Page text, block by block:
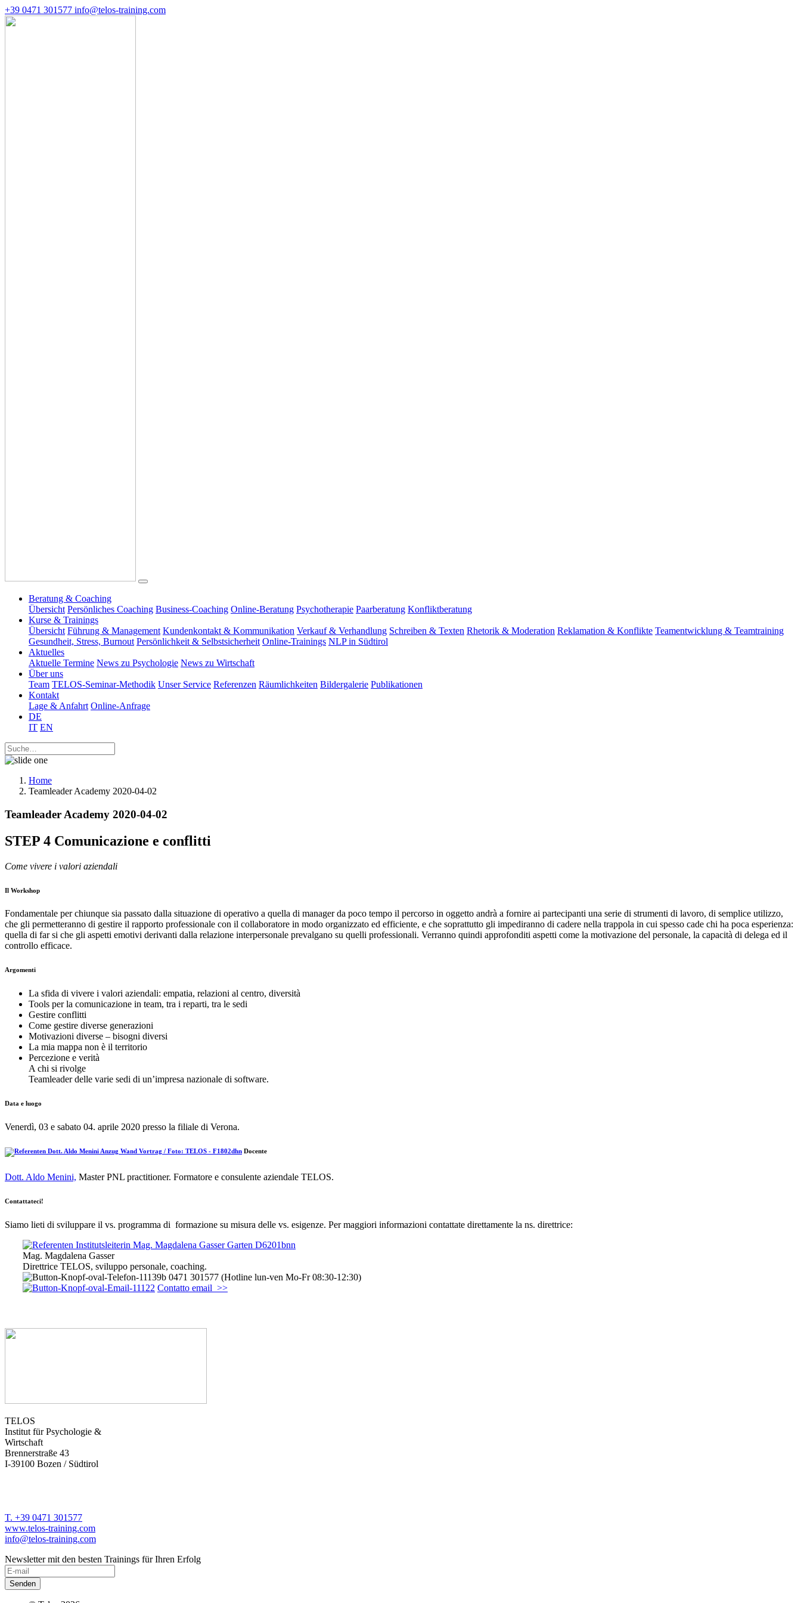
+39 0471 301577 info@telos-training.com
Beratung & Coaching
Übersicht Persönliches Coaching Business-Coaching Online-Beratung Psychotherapie Paarberatung Konfliktberatung
Kurse & Trainings
Übersicht Führung & Management Kundenkontakt & Kommunikation Verkauf & Verhandlung Schreiben & Texten Rhetorik & Moderation Reklamation & Konflikte Teamentwicklung & Teamtraining
Gesundheit, Stress, Burnout Persönlichkeit & Selbstsicherheit Online-Trainings NLP in Südtirol
Aktuelles
Aktuelle Termine News zu Psychologie News zu Wirtschaft
Über uns
Team TELOS-Seminar-Methodik Unser Service Referenzen Räumlichkeiten Bildergalerie Publikationen
Kontakt
Lage & Anfahrt Online-Anfrage
DE
IT EN
Home
Teamleader Academy 2020-04-02
Teamleader Academy 2020-04-02
STEP 4 Comunicazione e conflitti
Come vivere i valori aziendali
Il Workshop
Fondamentale per chiunque sia passato dalla situazione di operativo a quella di manager da poco tempo il percorso in oggetto andrà a fornire ai partecipanti una serie di strumenti di lavoro, di semplice utilizzo,
che gli permetteranno di gestire il rapporto professionale con il collaboratore in modo organizzato ed efficiente, e che soprattutto gli impediranno di cadere nella trappola in cui spesso cade chi ha poca esperienza:
quella di far si che gli aspetti emotivi derivanti dalla relazione interpersonale prevalgano su quelli professionali. Verranno quindi approfonditi aspetti come la motivazione del personale, la capacità di delega ed il
controllo efficace.
Argomenti
La sfida di vivere i valori aziendali: empatia, relazioni al centro, diversità
Tools per la comunicazione in team, tra i reparti, tra le sedi
Gestire conflitti
Come gestire diverse generazioni
Motivazioni diverse – bisogni diversi
La mia mappa non è il territorio
Percezione e verità
A chi si rivolge
Teamleader delle varie sedi di un’impresa nazionale di software.
Data e luogo
Venerdì, 03 e sabato 04. aprile 2020 presso la filiale di Verona.
Docente
Dott. Aldo Menini, Master PNL practitioner. Formatore e consulente aziendale TELOS.
Contattateci!
Siamo lieti di sviluppare il vs. programma di formazione su misura delle vs. esigenze. Per maggiori informazioni contattate direttamente la ns. direttrice:
Mag. Magdalena Gasser
Direttrice TELOS, sviluppo personale, coaching.
0471 301577 (Hotline lun-ven Mo-Fr 08:30-12:30)
Contatto email >>
TELOS
Institut für Psychologie &
Wirtschaft
Brennerstraße 43
I-39100 Bozen / Südtirol
T. +39 0471 301577
www.telos-training.com
info@telos-training.com
Newsletter mit den besten Trainings für Ihren Erfolg